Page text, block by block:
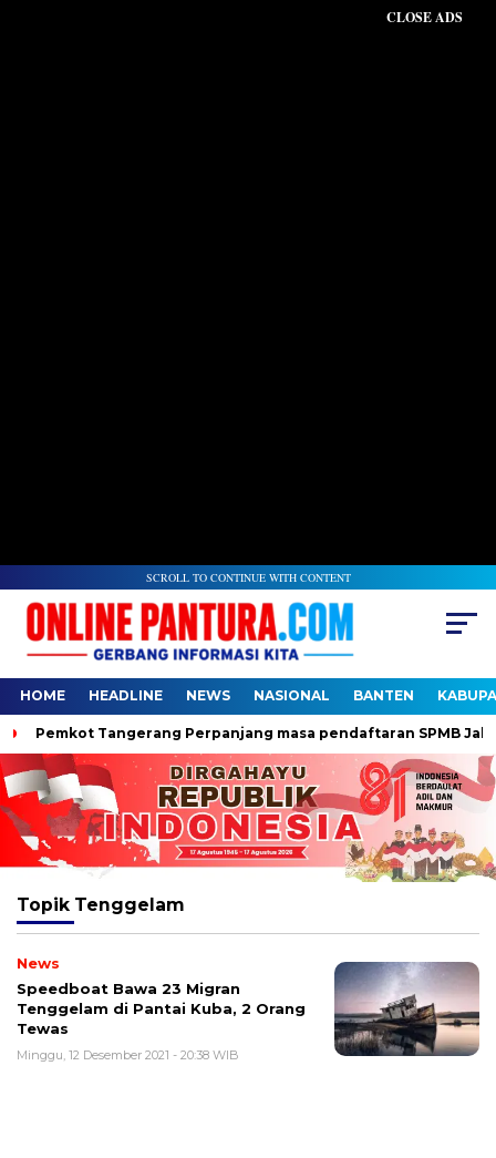
CLOSE ADS
SCROLL TO CONTINUE WITH CONTENT
HOME HEADLINE NEWS NASIONAL BANTEN
Pemkot Tangerang Perpanjang masa pendaftaran SPMB Jalur
Topik Tenggelam
News
Speedboat Bawa 23 Migran
Tenggelam di Pantai Kuba, 2 Orang
Tewas
Minggu, 12 Desember 2021 - 20:38 WIB